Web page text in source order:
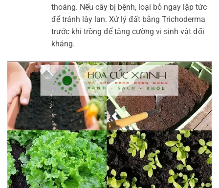
thoáng. Nếu cây bị bệnh, loại bỏ ngay lập tức
để tránh lây lan. Xử lý đất bằng Trichoderma
trước khi trồng để tăng cường vi sinh vật đối
kháng.